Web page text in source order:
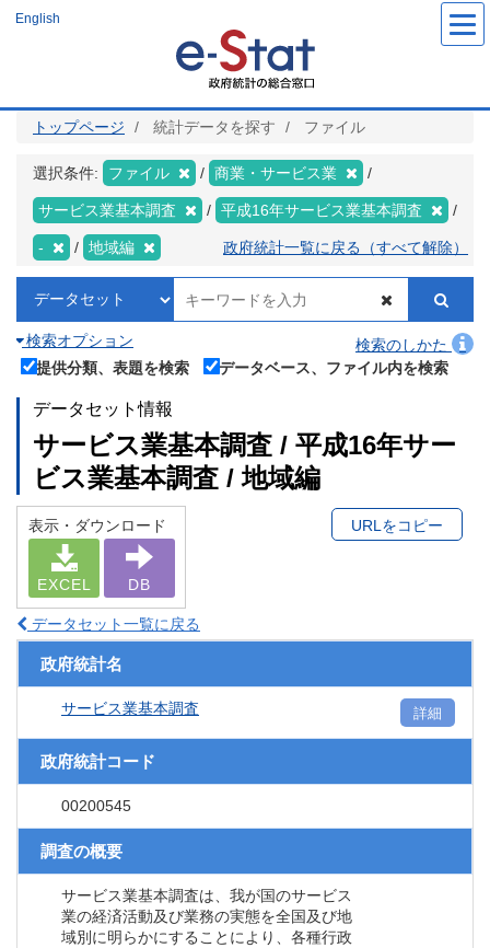
ツ
English
トップページ 統計データを探す ファイル
選択条件: ファイル 商業・サービス業
サービス業基本調査 平成16年サービス業基本調査
- 地域編 政府統計一覧に戻る（すべて解除）
検索オプション
検索のしかた
提供分類、表題を検索
データベース、ファイル内を検索
データセット情報
サービス業基本調査 / 平成16年サー
ビス業基本調査 / 地域編
表示・ダウンロード
EXCEL DB
URLをコピー
データセット一覧に戻る
政府統計名
サービス業基本調査 詳細
政府統計コード
00200545
調査の概要
サービス業基本調査は、我が国のサービス
業の経済活動及び業務の実態を全国及び地
域別に明らかにすることにより、各種行政